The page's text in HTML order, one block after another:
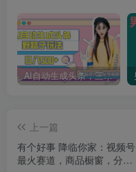
AI自动生成头条，三天必起号，三分钟轻松发布内容，复制粘贴，保姆级教…
上一篇
有个好事 降临你家：视频号
最火赛道，商品橱窗，分成